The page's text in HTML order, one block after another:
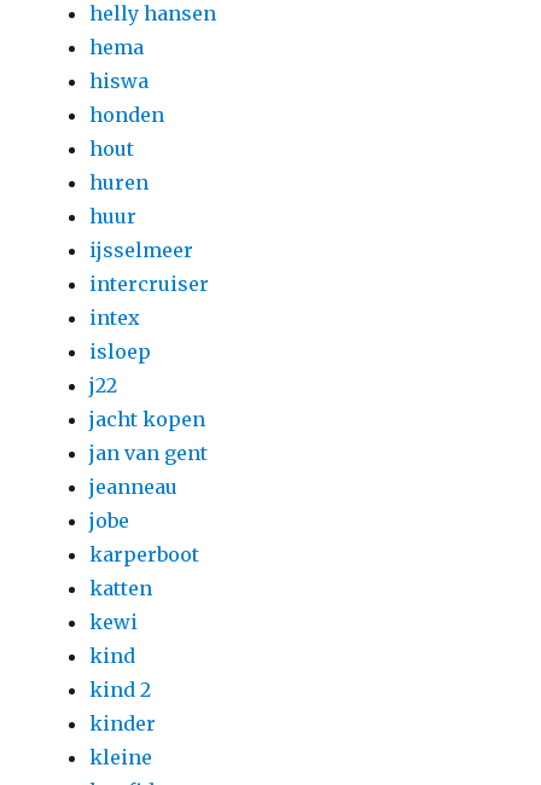
helly hansen
hema
hiswa
honden
hout
huren
huur
ijsselmeer
intercruiser
intex
isloep
j22
jacht kopen
jan van gent
jeanneau
jobe
karperboot
katten
kewi
kind
kind 2
kinder
kleine